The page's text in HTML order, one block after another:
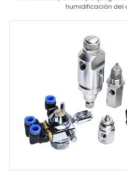
humidificación del